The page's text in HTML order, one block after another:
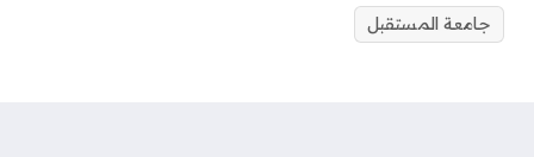
جامعة المستقبل